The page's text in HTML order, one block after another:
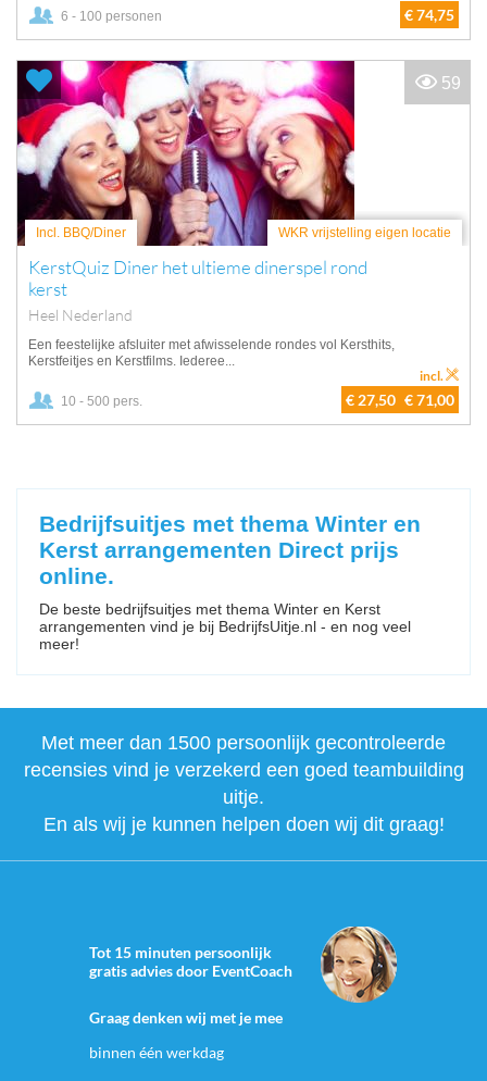
6 - 100 personen € 74,75
Incl. BBQ/Diner WKR vrijstelling eigen locatie
KerstQuiz Diner het ultieme dinerspel rond
kerst
Heel Nederland
Een feestelijke afsluiter met afwisselende rondes vol Kersthits,
Kerstfeitjes en Kerstfilms. Iederee...
10 - 500 pers. € 27,50 € 71,00
incl.
59
Bedrijfsuitjes met thema Winter en
Kerst arrangementen Direct prijs
online.
De beste bedrijfsuitjes met thema Winter en Kerst
arrangementen vind je bij BedrijfsUitje.nl - en nog veel
meer!
Met meer dan 1500 persoonlijk gecontroleerde
recensies vind je verzekerd een goed teambuilding
uitje.
En als wij je kunnen helpen doen wij dit graag!
Tot 15 minuten persoonlijk
gratis advies door EventCoach
Graag denken wij met je mee
binnen één werkdag